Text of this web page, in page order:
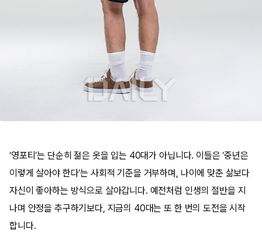
‘영포티’는 단순히 젊은 옷을 입는 40대가 아닙니다. 이들은 ‘중년은
이렇게 살아야 한다’는 사회적 기준을 거부하며, 나이에 맞춘 삶보다
자신이 좋아하는 방식으로 살아갑니다. 예전처럼 인생의 절반을 지
나며 안정을 추구하기보다, 지금의 40대는 또 한 번의 도전을 시작
합니다.